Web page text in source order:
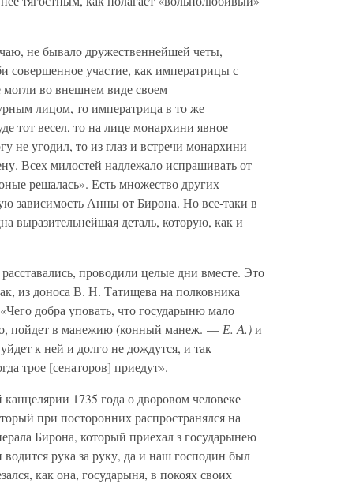
не бывало дружественнейшей четы,
совершенное участие, как императрицы с
во внешнем виде своем
лицом, то императрица в то же
тот весел, то на лице монархини явное
не угодил, то из глаз и встречи монархини
Всех милостей надлежало испрашивать от
решалась». Есть множество других
зависимость Анны от Бирона. Но все-таки в
выразительнейшая деталь, которую, как и
проводили целые дни вместе. Это
из доноса В. Н. Татищева на полковника
добра уповать, что государыню мало
пойдет в манежию (конный манеж. — Е. А.)и
к ней и долго не дождутся, и так
трое [сенаторов] приедут».
1735 года о дворовом человеке
при посторонних распространялся на
Бирона, который приехал з государынею
рука за руку, да и наш господин был
как она, государыня, в покоях своих